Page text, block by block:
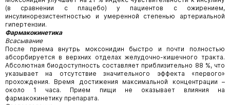
(в сравнении с плацебо) у пациентов с ожирением,
инсулинорезистентностью и умеренной степенью артериальной
гипертензии.
Фармакокинетика
Всасывание
После приема внутрь моксонидин быстро и почти полностью
абсорбируется в верхних отделах желудочно-кишечного тракта.
Абсолютная биодоступность составляет приблизительно 88 %, что
указывает на отсутствие значительного эффекта «первого»
прохождения. Время достижения максимальной концентрации –
около 1 часа. Прием пищи не оказывает влияния на
фармакокинетику препарата.